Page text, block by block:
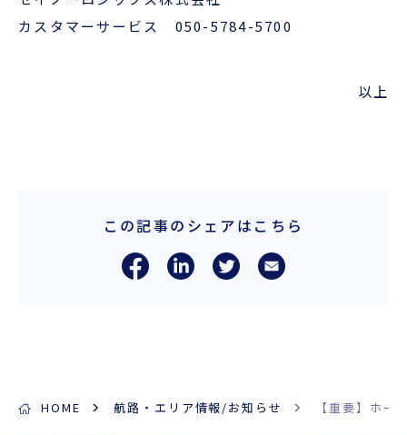
カスタマーサービス 050-5784-5700
以上
この記事のシェアはこちら
HOME 航路・エリア情報/お知らせ 【重要】ホー